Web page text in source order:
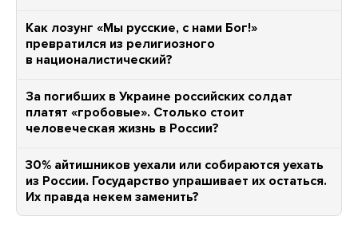
Как лозунг «Мы русские, с нами Бог!»
превратился из религиозного
в националистический?
За погибших в Украине российских солдат
платят «гробовые». Столько стоит
человеческая жизнь в России?
30% айтишников уехали или собираются уехать
из России. Государство упрашивает их остаться.
Их правда некем заменить?